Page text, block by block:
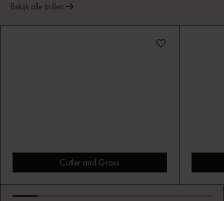
Bekijk alle brillen
Cutler and Gross
Bekijk montuur